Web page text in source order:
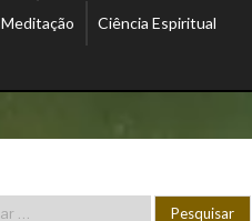
Meditação Ciência Espiritual